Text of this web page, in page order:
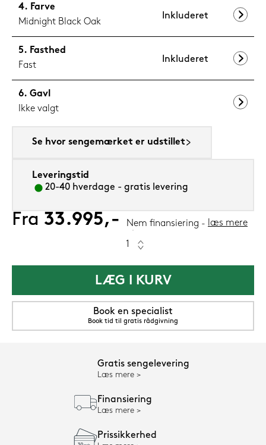
Farve
Midnight Black Oak
Inkluderet
Fasthed
Fast
Inkluderet
Gavl
Ikke valgt
Se hvor sengemærket er udstillet
Leveringstid
20-40 hverdage - gratis levering
Fra 33.995,- Nem finansiering læs mere
LÆG I KURV
Book en specialist
Book tid til gratis rådgivning
Gratis sengelevering
Læs mere
Finansiering
Læs mere
Prissikkerhed